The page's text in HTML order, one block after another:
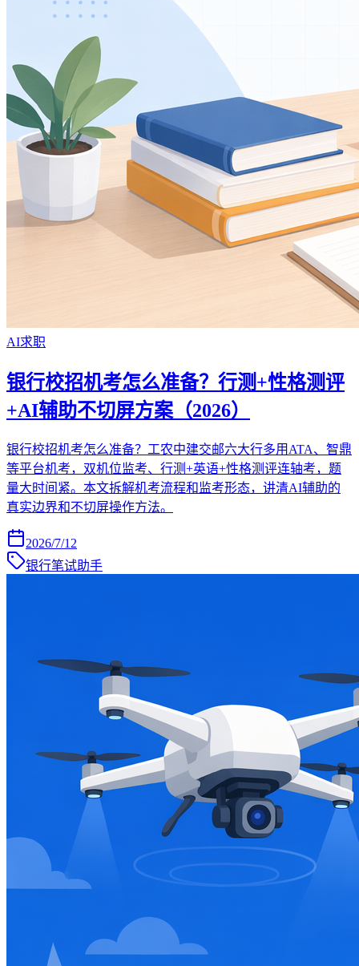
AI求职
银行校招机考怎么准备？行测+性格测评
+AI辅助不切屏方案（2026）
银行校招机考怎么准备？工农中建交邮六大行多用ATA、智鼎
等平台机考，双机位监考、行测+英语+性格测评连轴考，题
量大时间紧。本文拆解机考流程和监考形态，讲清AI辅助的
真实边界和不切屏操作方法。
2026/7/12
银行笔试助手